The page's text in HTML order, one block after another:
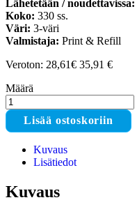
Lähetetään / noudettavissa:
Koko: 330 ss.
Väri: 3-väri
Valmistaja: Print & Refill
Veroton: 28,61€ 35,91 €
Määrä
Print
&
Refill
väri
kierrätetty
Lisää ostoskoriin
Kuvaus
Lisätiedot
Kuvaus